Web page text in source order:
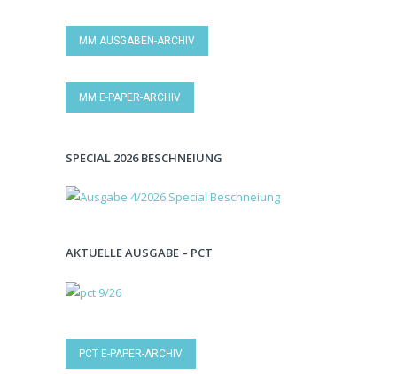
MM AUSGABEN-ARCHIV
MM E-PAPER-ARCHIV
SPECIAL 2026 BESCHNEIUNG
AKTUELLE AUSGABE – PCT
PCT E-PAPER-ARCHIV